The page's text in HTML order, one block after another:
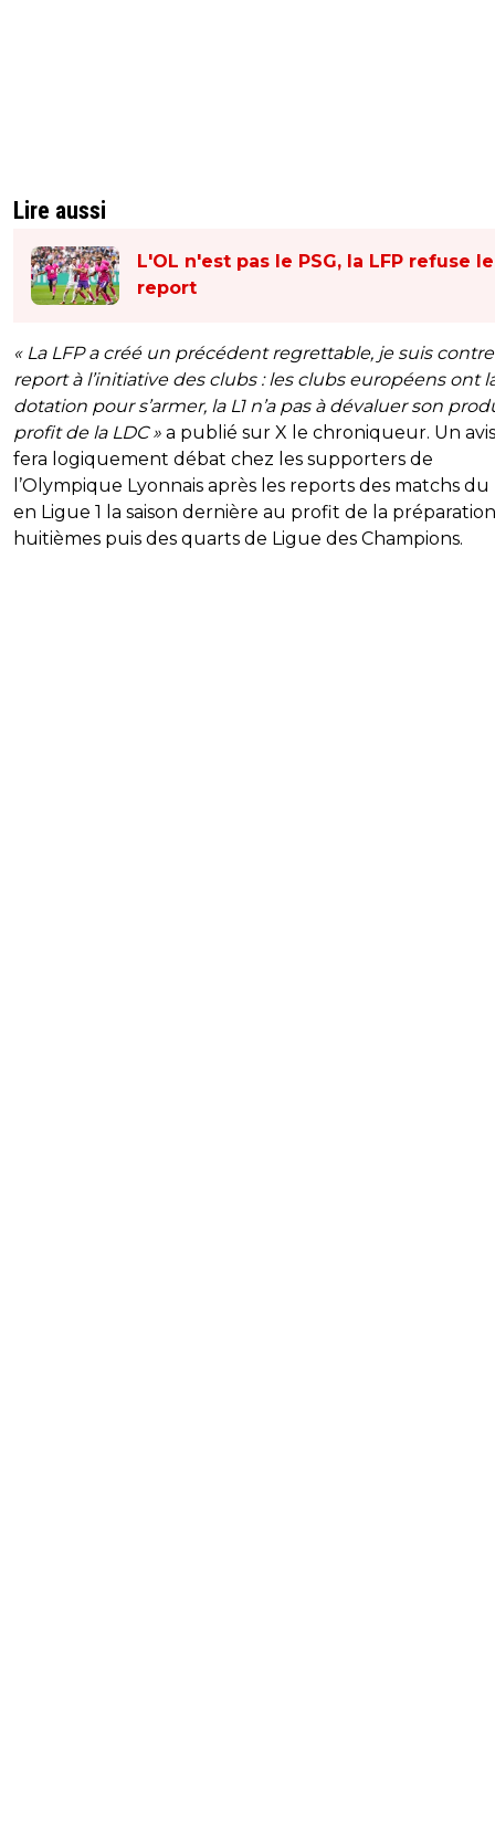
Lire aussi
L'OL n'est pas le PSG, la LFP refuse le
report
« La LFP a créé un précédent regrettable, je suis
report à l’initiative des clubs : les clubs européens ont
dotation pour s’armer, la L1 n’a pas à dévaluer son
profit de la LDC » a publié sur X le chroniqueur. Un
fera logiquement débat chez les supporters de
l’Olympique Lyonnais après les reports des matchs du
en Ligue 1 la saison dernière au profit de la
huitièmes puis des quarts de Ligue des Champions.